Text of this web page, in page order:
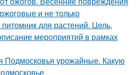
и не только
для растений. Цель,
мероприятий в рамках
Подмосковья урожайные. Какую